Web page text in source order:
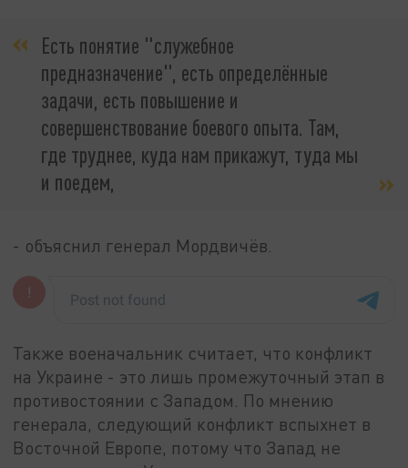
Есть понятие "служебное
предназначение", есть определённые
задачи, есть повышение и
совершенствование боевого опыта. Там,
где труднее, куда нам прикажут, туда мы
и поедем,
- объяснил генерал Мордвичёв.
Также военачальник считает, что конфликт
на Украине - это лишь промежуточный этап в
противостоянии с Западом. По мнению
генерала, следующий конфликт вспыхнет в
Восточной Европе, потому что Запад не